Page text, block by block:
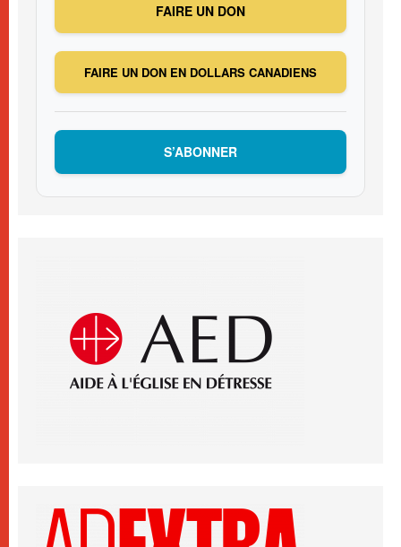
FAIRE UN DON
FAIRE UN DON EN DOLLARS CANADIENS
S’ABONNER